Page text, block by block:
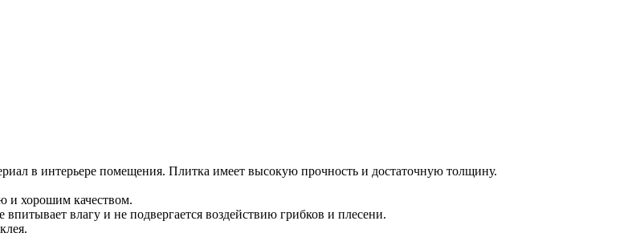
в интерьере помещения. Плитка имеет высокую прочность и достаточную толщину.
и хорошим качеством.
влагу и не подвергается воздействию грибков и плесени.